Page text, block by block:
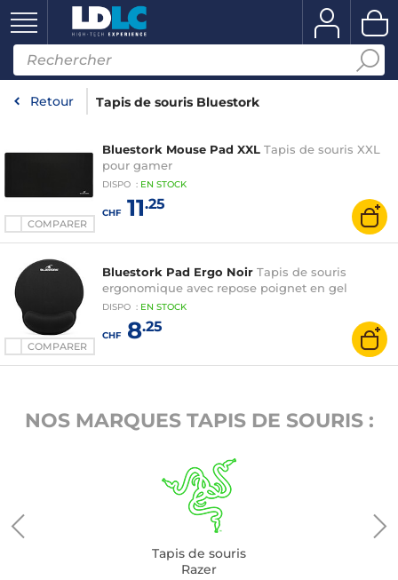
Retour Tapis de souris Bluestork
COMPARER
Bluestork Mouse Pad XXL Tapis de souris XXL
pour gamer
DISPO : EN STOCK
CHF11.25
COMPARER
Bluestork Pad Ergo Noir Tapis de souris
ergonomique avec repose poignet en gel
DISPO : EN STOCK
CHF8.25
NOS MARQUES TAPIS DE SOURIS :
Tapis de souris
Razer